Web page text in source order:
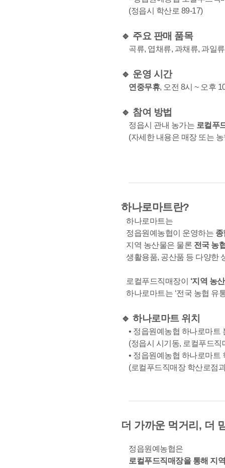
(정읍시 학산로 89-17)
🔹 주요 판매 품목
곡류, 엽채류, 과채류, 과일
🔹 운영 시간
연중무휴, 오전 8시 ~ 오후
🔹 참여 방법
정읍시 관내 농가는 로컬푸
(자세한 내용은 매장 또는
하나로마트란?
하나로마트는
정읍원예농협이 운영하는 종
지역 농산물은 물론 전국 농
생활용품, 공산품 등 다양한
로컬푸드직매장이 ‘지역 농
하나로마트는 ‘전국 농협 유
🔹 하나로마트 위치
• 정읍원예농협 하나로마트
(정읍시 시기동, 로컬푸드직
• 정읍원예농협 하나로마트
(로컬푸드직매장 학산로점
더 가까운 먹거리, 더
정읍원예농협은
로컬푸드직매장을 통해 지